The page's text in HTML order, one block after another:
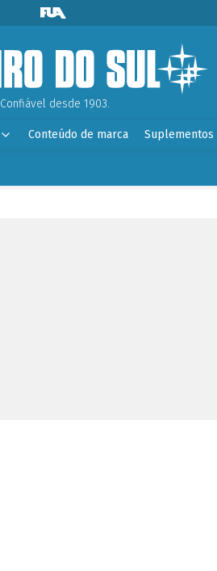
Confiável desde 1903.
Conteúdo de marca Suplementos